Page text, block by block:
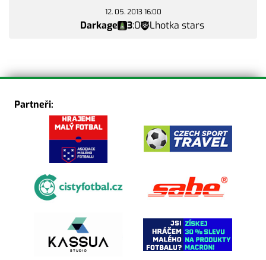
12. 05. 2013 16:00
Darkage 3:0 Lhotka stars
Partneři: